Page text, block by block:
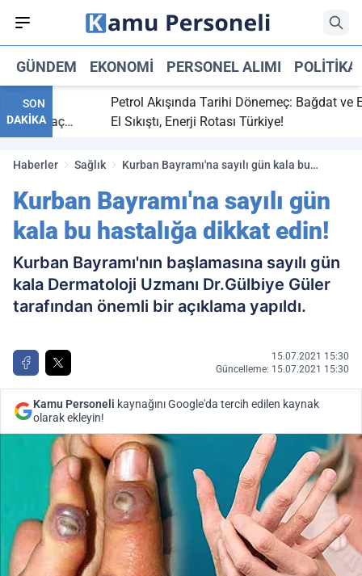
GÜNDEM EKONOMI PERSONEL ALIMI POLITIKA
SON
DAKİKA
bitti,
maç
Petrol Akışında Tarihi Dönemeç: Bağdat ve Erbil
El Sıkıştı, Enerji Rotası Türkiye!
Haberler Sağlık
Kurban Bayramı'na sayılı gün kala bu
Kurban Bayramı'na sayılı gün
kala bu hastalığa dikkat edin!
Kurban Bayramı'nın başlamasına sayılı gün
kala Dermatoloji Uzmanı Dr.Gülbiye Güler
tarafından önemli bir açıklama yapıldı.
15.07.2021 15:30
Güncelleme: 15.07.2021 15:30
Kamu Personeli kaynağını Google'da tercih edilen kaynak
olarak ekleyin!